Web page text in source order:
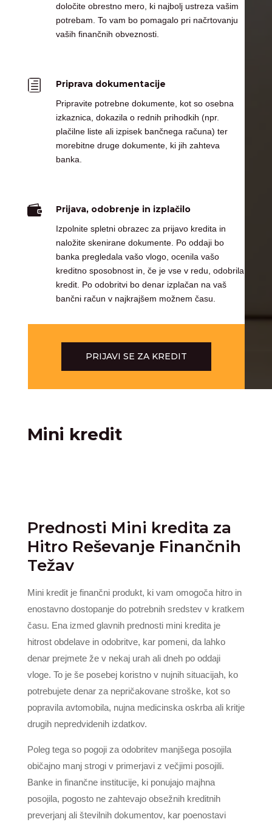
določite obrestno mero, ki najbolj ustreza vašim
potrebam. To vam bo pomagalo pri načrtovanju
vaših finančnih obveznosti.
h Priprava dokumentacije
Pripravite potrebne dokumente, kot so osebna
izkaznica, dokazila o rednih prihodkih (npr.
plačilne liste ali izpisek bančnega računa) ter
morebitne druge dokumente, ki jih zahteva
banka.
 Prijava, odobrenje in izplačilo
Izpolnite spletni obrazec za prijavo kredita in
naložite skenirane dokumente. Po oddaji bo
banka pregledala vašo vlogo, ocenila vašo
kreditno sposobnost in, če je vse v redu, odobrila
kredit. Po odobritvi bo denar izplačan na vaš
bančni račun v najkrajšem možnem času.
PRIJAVI SE ZA KREDIT
Mini kredit
Prednosti Mini kredita za
Hitro Reševanje Finančnih
Težav
Mini kredit je finančni produkt, ki vam omogoča hitro in
enostavno dostopanje do potrebnih sredstev v kratkem
času. Ena izmed glavnih prednosti mini kredita je
hitrost obdelave in odobritve, kar pomeni, da lahko
denar prejmete že v nekaj urah ali dneh po oddaji
vloge. To je še posebej koristno v nujnih situacijah, ko
potrebujete denar za nepričakovane stroške, kot so
popravila avtomobila, nujna medicinska oskrba ali kritje
drugih nepredvidenih izdatkov.
Poleg tega so pogoji za odobritev manjšega posojila
običajno manj strogi v primerjavi z večjimi posojili.
Banke in finančne institucije, ki ponujajo majhna
posojila, pogosto ne zahtevajo obsežnih kreditnih
preverjanj ali številnih dokumentov, kar poenostavi